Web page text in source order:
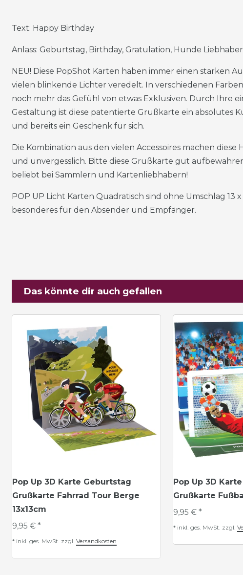
Text: Happy Birthday
Anlass: Geburtstag, Birthday, Gratulation, Hunde Liebhaber
NEU! Diese PopShot Karten haben immer einen starken
vielen blinkende Lichter veredelt. In verschiedenen
noch mehr das Gefühl von etwas Exklusiven. Durch Ihre
Gestaltung ist diese patentierte Grußkarte ein absolutes
und bereits ein Geschenk für sich.
Die Kombination aus den vielen Accessoires machen
und unvergesslich. Bitte diese Grußkarte gut
beliebt bei Sammlern und Kartenliebhabern!
POP UP Licht Karten Quadratisch sind ohne Umschlag 13
besonderes für den Absender und Empfänger.
Das könnte dir auch gefallen
Pop Up 3D Karte Geburtstag
Grußkarte Fahrrad Tour Berge
13x13cm
9,95 € *
* inkl. ges. MwSt. zzgl. Versandkosten
Pop Up 3D
Grußkarte
9,95 € *
* inkl. ges. MwSt. zzgl.